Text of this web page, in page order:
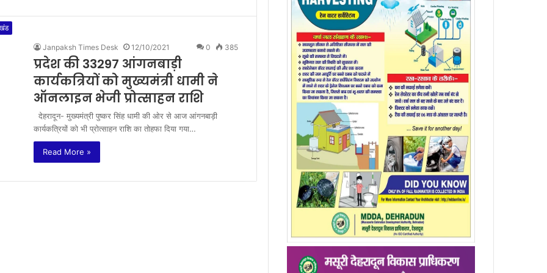
Janpaksh Times Desk 12/10/2021 0 385
प्रदेश की 33297 आंगनबाड़ी
कार्यकत्रियों को मुख्यमंत्री धामी ने
ऑनलाइन भेजी प्रोत्साहन राशि
देहरादून- मुख्यमंत्री पुष्कर सिंह धामी की ओर से आज आंगनबाड़ी
कार्यकत्रियों को भी प्रोत्साहन राशि का तोहफा दिया गया…
Read More »